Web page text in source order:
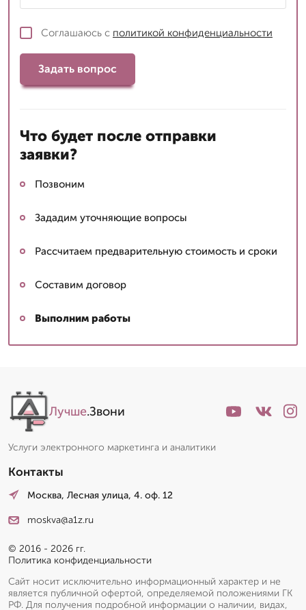
Соглашаюсь с политикой конфиденциальности
Задать вопрос
Что будет после отправки
заявки?
Позвоним
Зададим уточняющие вопросы
Рассчитаем предварительную стоимость и сроки
Составим договор
Выполним работы
Лучше.Звони
Услуги электронного маркетинга и аналитики
Контакты
Москва, Лесная улица, 4. оф. 12
moskva@a1z.ru
© 2016 - 2026 гг.
Политика конфиденциальности
Сайт носит исключительно информационный характер и не
является публичной офертой, определяемой положениями ГК
РФ. Для получения подробной информации о наличии, видах,